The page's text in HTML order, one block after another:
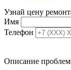
Узнай цену
Имя
Телефон
Описание